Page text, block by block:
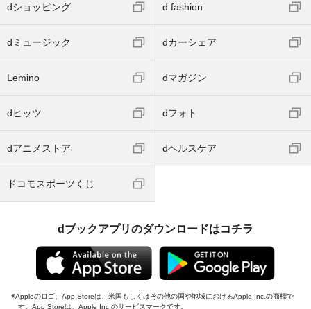
dショッピング d fashion
dミュージック dカーシェア
Lemino dマガジン
dヒッツ dフォト
dアニメストア dヘルスケア
ドコモスポーツくじ
dブックアプリのダウンロードはコチラ
Appleのロゴ、App Storeは、米国もしくはその他の国や地域におけるApple Inc.の商標で
す。App Storeは、Apple Inc.のサービスマークです。